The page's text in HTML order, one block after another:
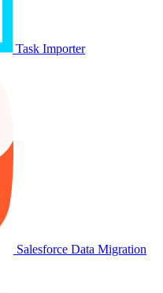
Task Importer
Salesforce Data Migration